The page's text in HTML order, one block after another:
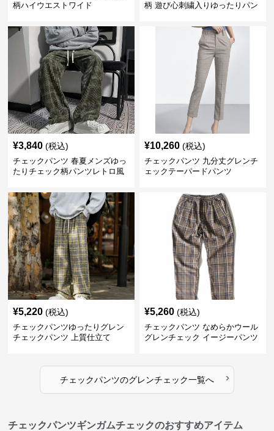
柄ハイウエストワイド
柄 遊び心刺繍入りゆったりパン
¥3,840 (税込)
チェックパンツ 春夏メンズゆっ
たりチェック柄パンツレトロ風
¥10,260 (税込)
チェックパンツ 九分丈グレンチ
ェックテーパードパンツ
¥5,220 (税込)
チェックパンツゆったりグレン
チェックパンツ 上質仕立て
¥5,260 (税込)
チェックパンツ なめらかウール
グレンチェック イージーパンツ
チェックパンツのグレンチェック一覧へ ›
チェックパンツギンガムチェックのおすすめアイテム